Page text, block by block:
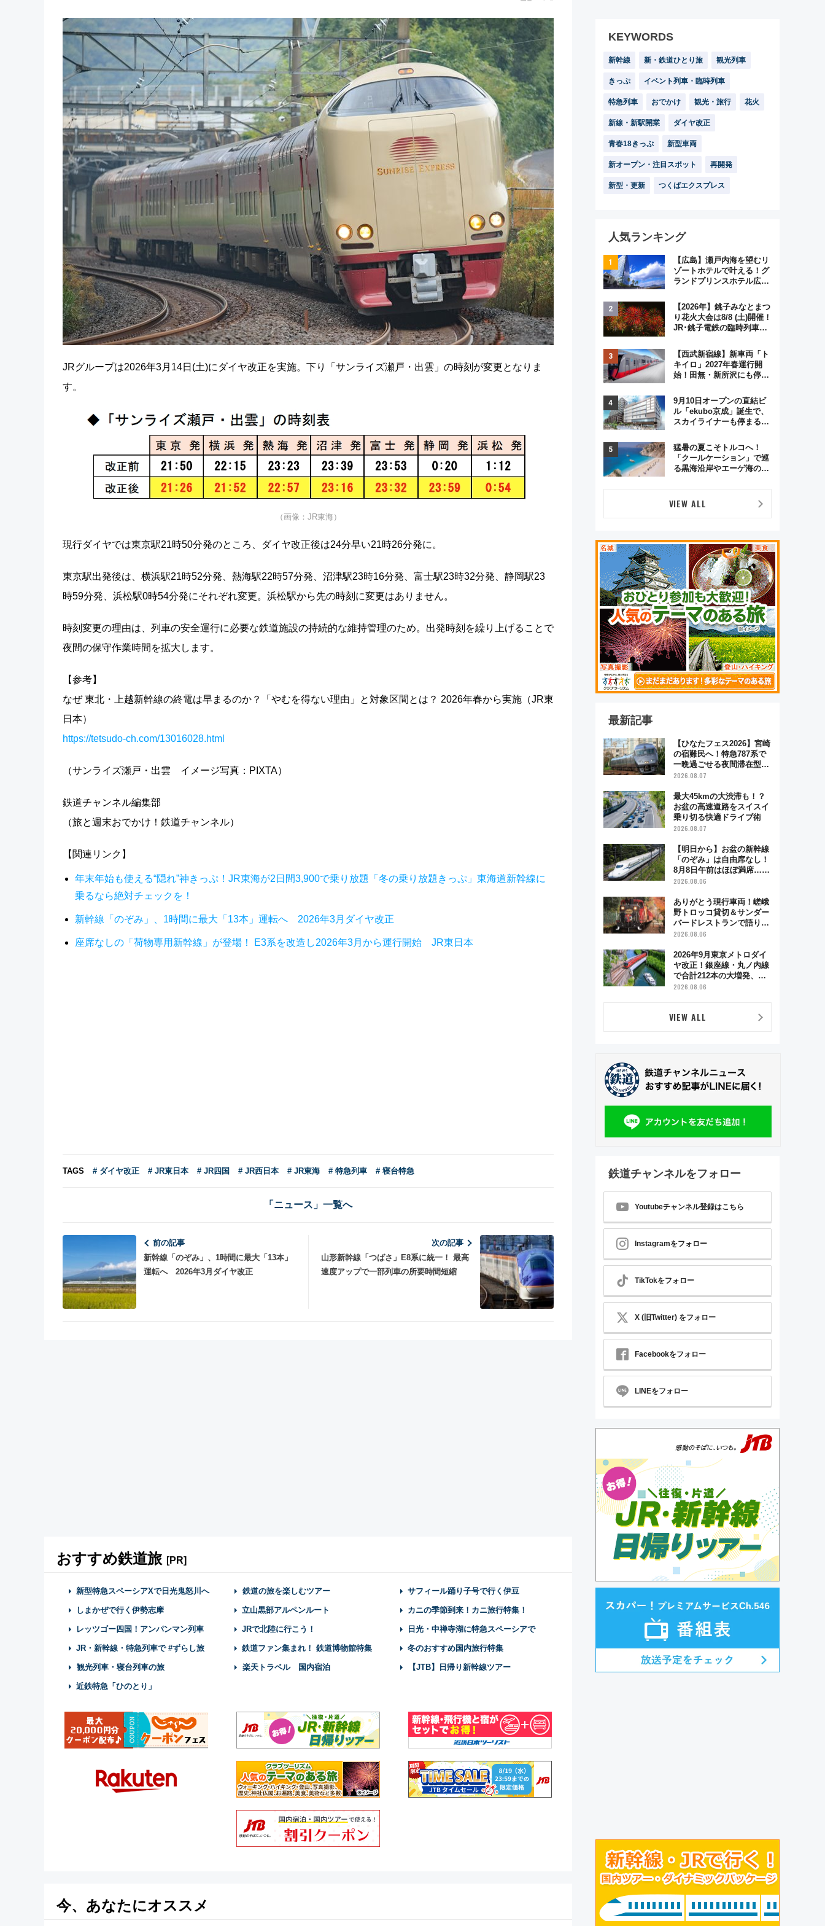
JRグループは2026年3月14日(土)にダイヤ改正を実施。下り「サンライズ瀬戸・出雲」の時刻が変更となりま
す。
（画像：JR東海）
現行ダイヤでは東京駅21時50分発のところ、ダイヤ改正後は24分早い21時26分発に。
東京駅出発後は、横浜駅21時52分発、熱海駅22時57分発、沼津駅23時16分発、富士駅23時32分発、静岡駅23
時59分発、浜松駅0時54分発にそれぞれ変更。浜松駅から先の時刻に変更はありません。
時刻変更の理由は、列車の安全運行に必要な鉄道施設の持続的な維持管理のため。出発時刻を繰り上げることで
夜間の保守作業時間を拡大します。
【参考】
なぜ 東北・上越新幹線の終電は早まるのか？「やむを得ない理由」と対象区間とは？ 2026年春から実施（JR東
日本）
https://tetsudo-ch.com/13016028.html
（サンライズ瀬戸・出雲 イメージ写真：PIXTA）
鉄道チャンネル編集部
（旅と週末おでかけ！鉄道チャンネル）
【関連リンク】
年末年始も使える“隠れ”神きっぷ！JR東海が2日間3,900で乗り放題「冬の乗り放題きっぷ」東海道新幹線に
乗るなら絶対チェックを！
新幹線「のぞみ」、1時間に最大「13本」運転へ 2026年3月ダイヤ改正
座席なしの「荷物専用新幹線」が登場！ E3系を改造し2026年3月から運行開始 JR東日本
TAGS # ダイヤ改正 # JR東日本 # JR四国 # JR西日本 # JR東海 # 特急列車 # 寝台特急
「ニュース」一覧へ
前の記事
新幹線「のぞみ」、1時間に最大「13本」
運転へ 2026年3月ダイヤ改正
次の記事
山形新幹線「つばさ」E8系に統一！ 最高
速度アップで一部列車の所要時間短縮
おすすめ鉄道旅 [PR]
新型特急スペーシアXで日光鬼怒川へ 鉄道の旅を楽しむツアー サフィール踊り子号で行く伊豆
しまかぜで行く伊勢志摩 立山黒部アルペンルート カニの季節到来！カニ旅行特集！
レッツゴー四国！アンパンマン列車 JRで北陸に行こう！ 日光・中禅寺湖に特急スペーシアで
JR・新幹線・特急列車で #ずらし旅 鉄道ファン集まれ！ 鉄道博物館特集 冬のおすすめ国内旅行特集
観光列車・寝台列車の旅 楽天トラベル 国内宿泊 【JTB】日帰り新幹線ツアー
近鉄特急「ひのとり」
今、あなたにオススメ
KEYWORDS
新幹線 新・鉄道ひとり旅 観光列車
きっぷ イベント列車・臨時列車
特急列車 おでかけ 観光・旅行 花火
新線・新駅開業 ダイヤ改正
青春18きっぷ 新型車両
新オープン・注目スポット 再開発
新型・更新 つくばエクスプレス
人気ランキング
【広島】瀬戸内海を望むリ
ゾートホテルで叶える！グ
ランドプリンスホテル広島
ジュアルパーティープラン
【2026年】銚子みなとまつ
り花火大会は8/8 (土)開催！
JR･銚子電鉄の臨時列車や
く8,000発の大迫力＆屋台
を満喫
【西武新宿線】新車両「ト
キイロ」2027年春運行開
始！田無・新所沢にも停
弾」も
9月10日オープンの直結ビ
ル「ekubo京成」誕生で、
スカイライナーも停まる巨
変わる？ 全テナント情報も
公開！
猛暑の夏こそトルコへ！
「クールケーション」で巡
る黒海沿岸やエーゲ海の避
オも認める『2026年に訪れ
るべき世界の旅先』
VIEW ALL
最新記事
【ひなたフェス2026】宮崎
の宿難民へ！特急787系で
一晩過ごせる夜間滞在型イ
ベント「スワローおひさ
2026.08.07
最大45kmの大渋滞も！？
お盆の高速道路をスイスイ
乗り切る快適ドライブ術
2026.08.07
【明日から】お盆の新幹線
「のぞみ」は自由席なし！
8月8日午前はほぼ満席…で
も数時間ズラせば空きが見
「空席」探しのコツ
2026.08.06
ありがとう現行車両！嵯峨
野トロッコ貸切＆サンダー
バードレストランで語り合
う秋の京都 斉藤雪乃＆福
日「京都の鉄道満喫ツア
ー」開催
2026.08.06
2026年9月東京メトロダイ
ヤ改正！銀座線・丸ノ内線
で合計212本の大増発、混
雑緩和に期待
2026.08.06
VIEW ALL
鉄道チャンネルをフォロー
Youtubeチャンネル登録はこちら
Instagramをフォロー
TikTokをフォロー
X (旧Twitter) をフォロー
Facebookをフォロー
LINEをフォロー